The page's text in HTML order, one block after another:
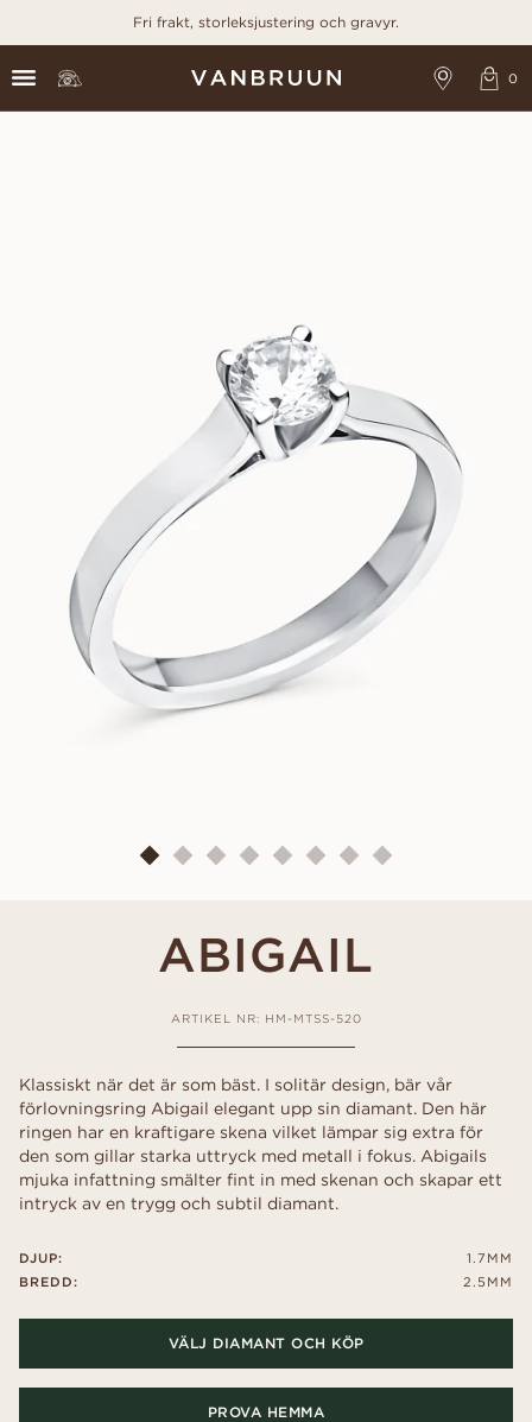
Fri frakt, storleksjustering och gravyr.
ABIGAIL
ARTIKEL NR: HM-MTSS-520
Klassiskt när det är som bäst. I solitär design, bär vår
förlovningsring Abigail elegant upp sin diamant. Den här
ringen har en kraftigare skena vilket lämpar sig extra för
den som gillar starka uttryck med metall i fokus. Abigails
mjuka infattning smälter fint in med skenan och skapar ett
intryck av en trygg och subtil diamant.
DJUP:
BREDD:
1.7MM
2.5MM
VÄLJ DIAMANT OCH KÖP
PROVA HEMMA